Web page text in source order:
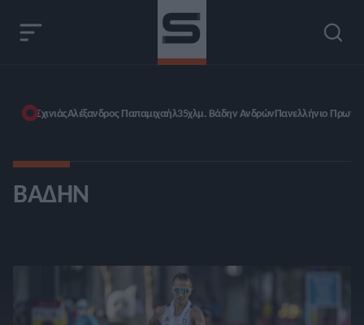
ΣχινιάςΑλέξανδρος Παπαμιχαήλ35χλμ. Βάδην ΑνδρώνΠανελλήνιο
ΒΆΔΗΝ